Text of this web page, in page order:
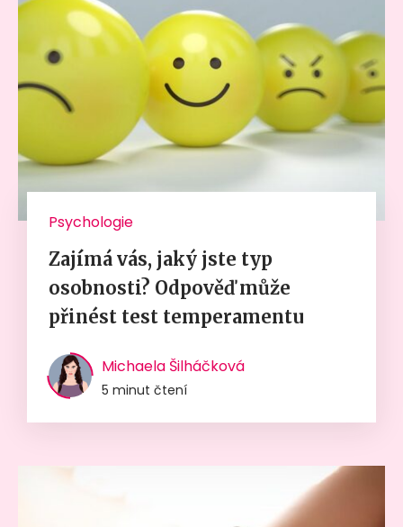
Psychologie
Zajímá vás, jaký jste typ
osobnosti? Odpověď může
přinést test temperamentu
Michaela Šilháčková
5 minut čtení